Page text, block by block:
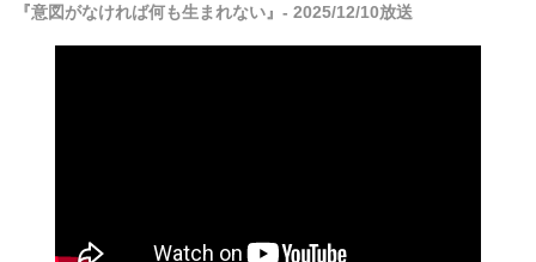
『意図がなければ何も生まれない』- 2025/12/10放送